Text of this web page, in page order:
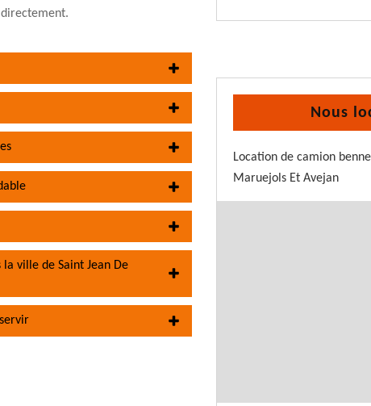
ville de Saint Jean De
Nous
Location de camion
Maruejols Et Avejan